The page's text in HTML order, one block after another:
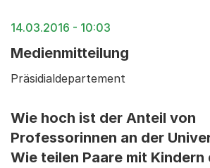
14.03.2016 - 10:03
Medienmitteilung
Präsidialdepartement
Wie hoch ist der Anteil von
Professorinnen an der
Wie teilen Paare mit Kindern